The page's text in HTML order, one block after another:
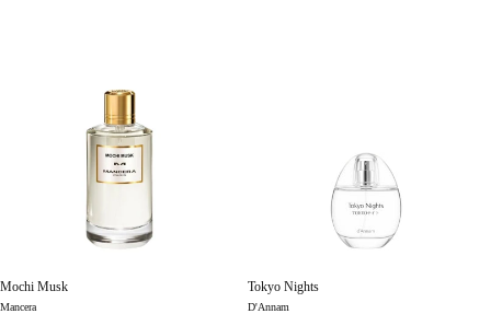
Mochi Musk
Mancera
Tokyo Nights
D'Annam